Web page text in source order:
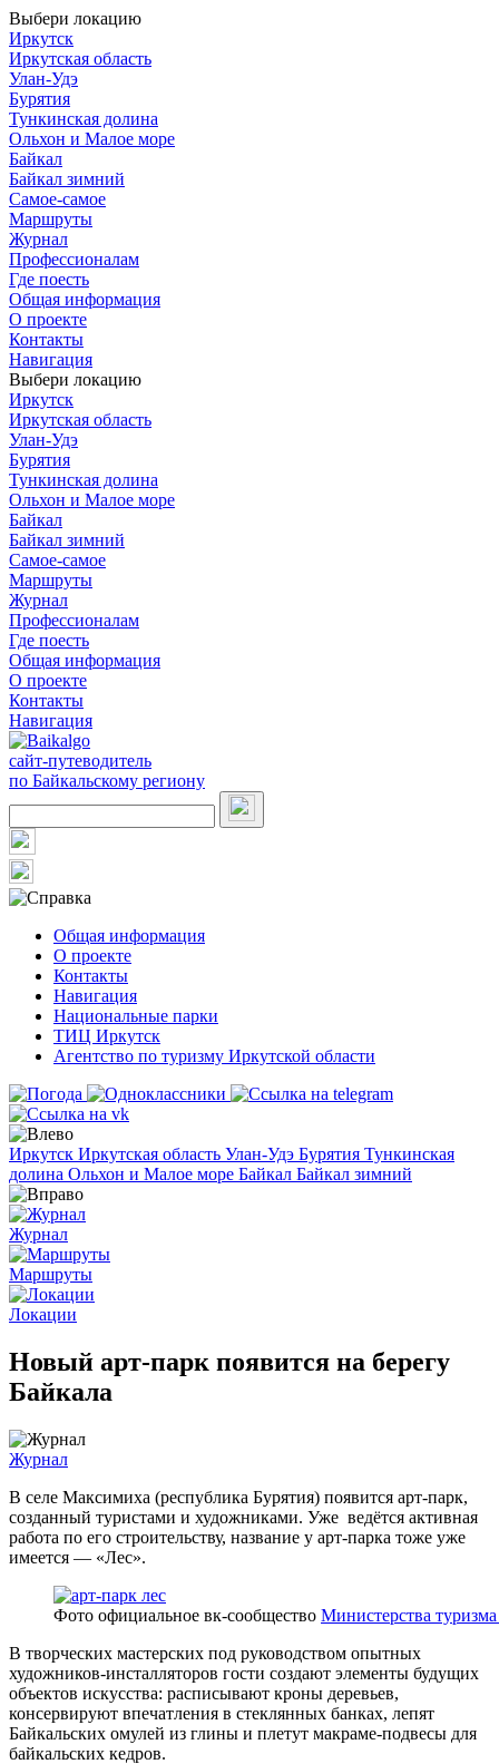
Выбери локацию
Иркутск
Иркутская область
Улан-Удэ
Бурятия
Тункинская долина
Ольхон и Малое море
Байкал
Байкал зимний
Самое-самое
Маршруты
Журнал
Профессионалам
Где поесть
Общая информация
О проекте
Контакты
Навигация
Выбери локацию
Иркутск
Иркутская область
Улан-Удэ
Бурятия
Тункинская долина
Ольхон и Малое море
Байкал
Байкал зимний
Самое-самое
Маршруты
Журнал
Профессионалам
Где поесть
Общая информация
О проекте
Контакты
Навигация
сайт-путеводитель
по Байкальскому региону
Общая информация
О проекте
Контакты
Навигация
Национальные парки
ТИЦ Иркутск
Агентство по туризму Иркутской области
Иркутск Иркутская область Улан-Удэ Бурятия Тункинская
долина Ольхон и Малое море Байкал Байкал зимний
Журнал
Маршруты
Локации
Новый арт-парк появится на берегу
Байкала
Журнал
В селе Максимиха (республика Бурятия) появится арт-парк,
созданный туристами и художниками. Уже ведётся активная
работа по его строительству, название у арт-парка тоже уже
имеется — «Лес».
Фото официальное вк-сообщество Министерства
В творческих мастерских под руководством опытных
художников-инсталляторов гости создают элементы будущих
объектов искусства: расписывают кроны деревьев,
консервируют впечатления в стеклянных банках, лепят
Байкальских омулей из глины и плетут макраме-подвесы для
байкальских кедров.